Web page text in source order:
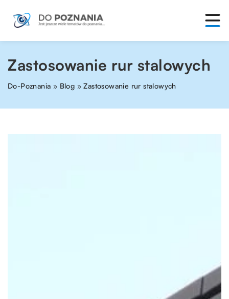
Zastosowanie rur stalowych
Do-Poznania » Blog »Zastosowanie rur stalowych